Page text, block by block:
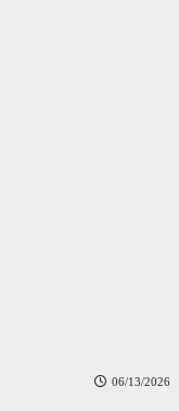
06/13/2026